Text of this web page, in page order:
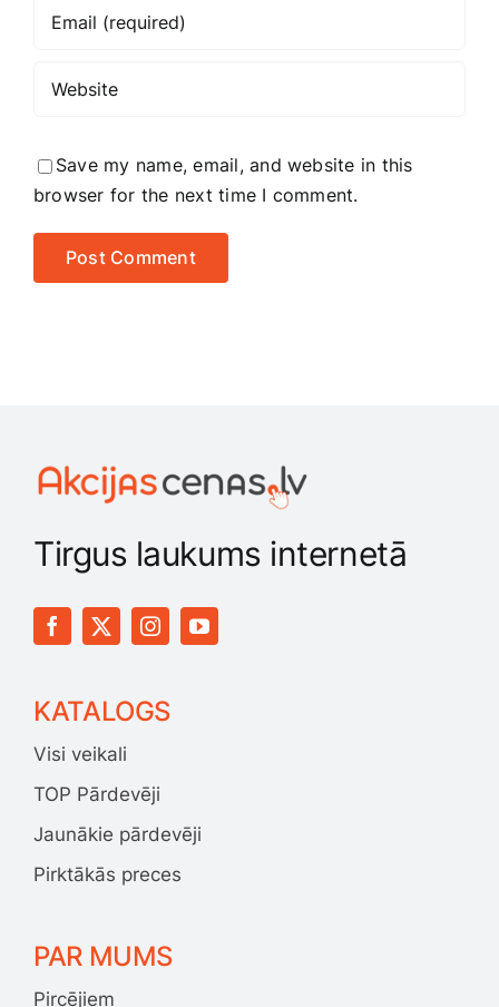
Save my name, email, and website in this
browser for the next time I comment.
Tirgus laukums internetā
KATALOGS
Visi veikali
TOP Pārdevēji
Jaunākie pārdevēji
Pirktākās preces
PAR MUMS
Pircējiem